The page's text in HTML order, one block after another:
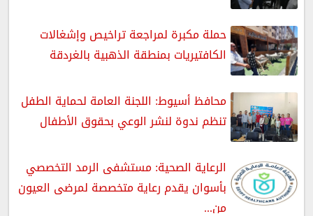
حملة مكبرة لمراجعة تراخيص وإشغالات
الكافتيريات بمنطقة الذهبية بالغردقة
محافظ أسيوط: اللجنة العامة لحماية الطفل
تنظم ندوة لنشر الوعي بحقوق الأطفال
الرعاية الصحية: مستشفى الرمد التخصصي
بأسوان يقدم رعاية متخصصة لمرضى العيون
من...